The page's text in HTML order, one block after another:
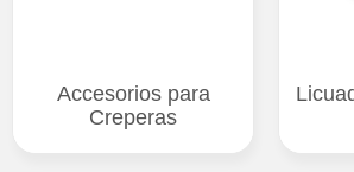
Accesorios para
Creperas